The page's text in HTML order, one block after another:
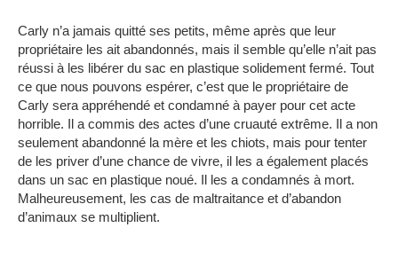
Carly n’a jamais quitté ses petits, même après que leur
propriétaire les ait abandonnés, mais il semble qu’elle n’ait pas
réussi à les libérer du sac en plastique solidement fermé. Tout
ce que nous pouvons espérer, c’est que le propriétaire de
Carly sera appréhendé et condamné à payer pour cet acte
horrible. Il a commis des actes d’une cruauté extrême. Il a non
seulement abandonné la mère et les chiots, mais pour tenter
de les priver d’une chance de vivre, il les a également placés
dans un sac en plastique noué. Il les a condamnés à mort.
Malheureusement, les cas de maltraitance et d’abandon
d’animaux se multiplient.